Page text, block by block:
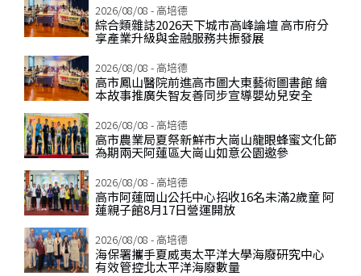
2026/08/08 - 高培德
綜合類雜誌2026天下城市高峰論壇 高市府分
享產業升級與金融服務共振發展
2026/08/08 - 高培德
高市鳳山醫院前進高市圖大東藝術圖書館 繪
本故事推廣失智友善同步宣導嬰幼兒安全
2026/08/08 - 高培德
高市農業局夏祭新鮮市大崗山龍眼蜂蜜文化節
為期兩天阿蓮區大崗山如意公園邀參
2026/08/08 - 高培德
高市阿蓮岡山公托中心招收16名未滿2歲童 阿
蓮親子館8月17日營運開放
2026/08/08 - 高培德
海保署攜手夏威夷太平洋大學海廢研究中心
有效管控北太平洋海廢數量